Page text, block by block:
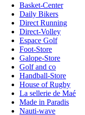
Basket-Center
Daily Bikers
Direct Running
Direct-Volley
Espace Golf
Foot-Store
Galope-Store
Golf and co
Handball-Store
House of Rugby
La sellerie de Maé
Made in Paradis
Nauti-wave